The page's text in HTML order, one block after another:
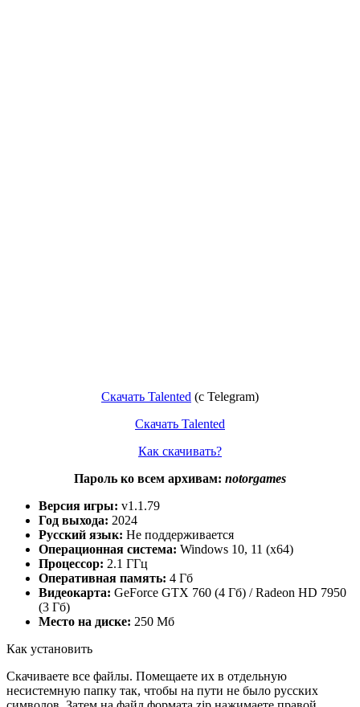
Скачать Talented (c Telegram)
Скачать Talented
Как скачивать?
Пароль ко всем архивам: notorgames
Версия игры: v1.1.79
Год выхода: 2024
Русский язык: Не поддерживается
Операционная система: Windows 10, 11 (x64)
Процессор: 2.1 ГГц
Оперативная память: 4 Гб
Видеокарта: GeForce GTX 760 (4 Гб) / Radeon HD 7950
(3 Гб)
Место на диске: 250 Мб
Как установить
Скачиваете все файлы. Помещаете их в отдельную
несистемную папку так, чтобы на пути не было русских